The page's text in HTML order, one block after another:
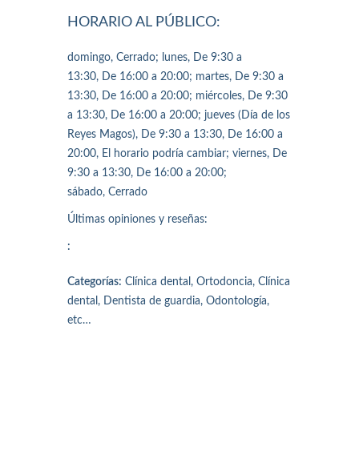
HORARIO AL PÚBLICO:
domingo, Cerrado; lunes, De 9:30 a
13:30, De 16:00 a 20:00; martes, De 9:30 a
13:30, De 16:00 a 20:00; miércoles, De 9:30
a 13:30, De 16:00 a 20:00; jueves (Día de los
Reyes Magos), De 9:30 a 13:30, De 16:00 a
20:00, El horario podría cambiar; viernes, De
9:30 a 13:30, De 16:00 a 20:00;
sábado, Cerrado
Últimas opiniones y reseñas:
:
Categorías: Clínica dental, Ortodoncia, Clínica
dental, Dentista de guardia, Odontología,
etc…